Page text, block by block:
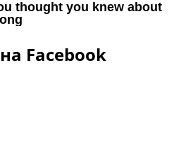
Facebook